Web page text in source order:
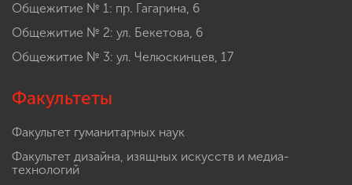
Общежитие № 1: пр. Гагарина, 6
Общежитие № 2: ул. Бекетова, 6
Общежитие № 3: ул. Челюскинцев, 17
Факультеты
Факультет гуманитарных наук
Факультет дизайна, изящных искусств и медиа-
технологий